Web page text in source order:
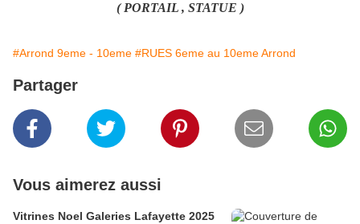
( PORTAIL , STATUE )
#Arrond 9eme - 10eme #RUES 6eme au 10eme Arrond
Partager
Vous aimerez aussi
Vitrines Noel Galeries Lafayette 2025